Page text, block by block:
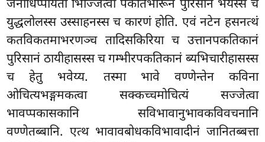
जनाधिप्पायतो भिज्जित्वा पकतिभीरूनं पुरिसानं भयस्स च
युद्धलोलस्स उस्साहनस्स च कारणं होति. एवं नटेन हसनत्थं
कतविकतमाभरणञ्च तादिसकिरिया च उत्तानपकतिकानं
पुरिसानं ठायीहासस्स च गम्भीरपकतिकानं ब्यभिचारीहासस्स
च हेतु भवेय्य. तस्मा भावे वण्णेन्तेन कविना
ओचित्यभङ्गमकत्वा सक्कच्चमोचित्यं सज्जेत्वा
भावप्पकासकानि सविभावानुभावकविवचनानि
वण्णेतब्बानि. एत्थ भावावबोधकविभावादीनं जानितब्बत्ता